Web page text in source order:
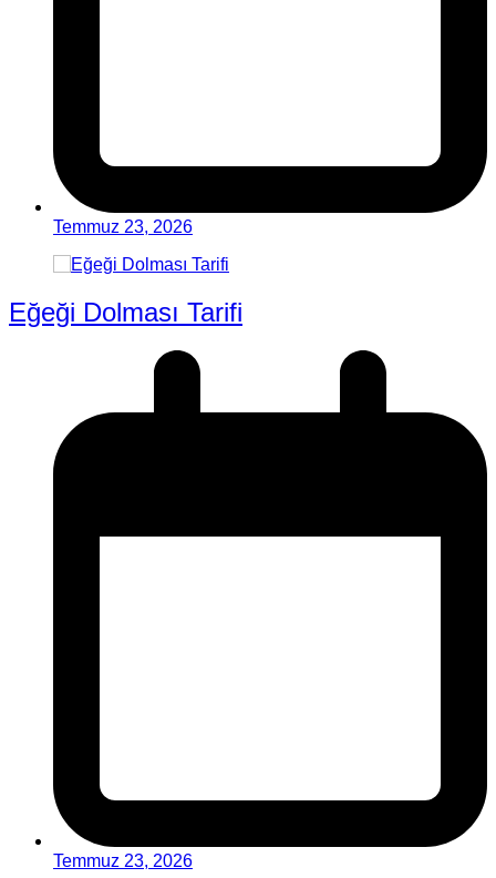
Temmuz 23, 2026
Eğeği Dolması Tarifi
Temmuz 23, 2026